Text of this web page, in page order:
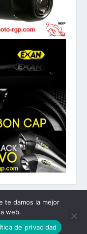
por WordPress
te damos la mejor
web.
de privacidad